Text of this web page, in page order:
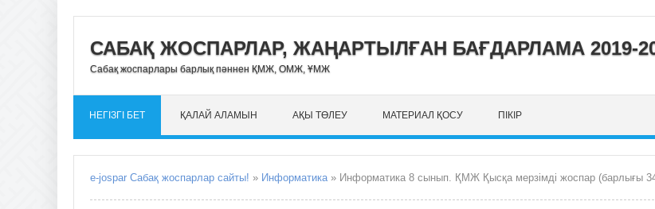
САБАҚ ЖОСПАРЛАР, ЖАҢАРТЫЛҒАН БАҒДАРЛАМА 2019-
Сабақ жоспарлары барлық пәннен ҚМЖ, ОМЖ, ҰМЖ
НЕГІЗГІ БЕТ ҚАЛАЙ АЛАМЫН АҚЫ ТӨЛЕУ МАТЕРИАЛ ҚОСУ ПІКІР
e-jospar Сабақ жоспарлар сайты! » Информатика» Информатика 8 сынып. ҚМЖ Қысқа мерзімді жоспар (барлығы 34 сағ,